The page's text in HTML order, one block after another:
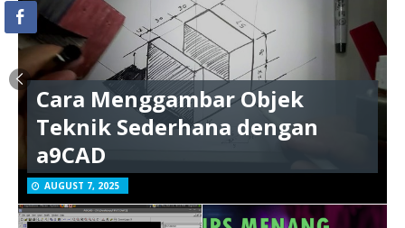
Cara Menggambar Objek
Teknik Sederhana dengan
a9CAD
AUGUST 7, 2025